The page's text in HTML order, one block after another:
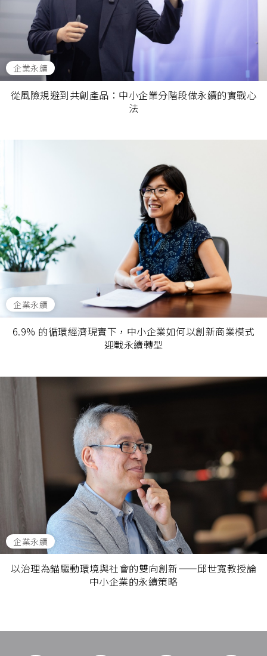
企業永續
從風險規避到共創產品：中小企業分階段做永續的實戰心
法
企業永續
6.9% 的循環經濟現實下，中小企業如何以創新商業模式
迎戰永續轉型
企業永續
以治理為錨驅動環境與社會的雙向創新——邱世寬教授論
中小企業的永續策略